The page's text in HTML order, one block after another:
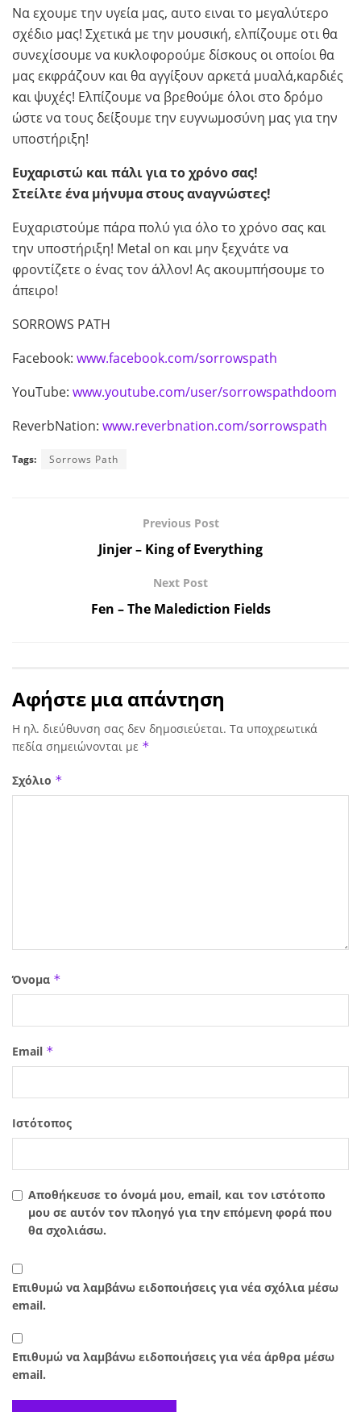
Να εχουμε την υγεία μας, αυτο ειναι το μεγαλύτερο
σχέδιο μας! Σχετικά με την μουσική, ελπίζουμε οτι θα
συνεχίσουμε να κυκλοφορούμε δίσκους οι οποίοι θα
μας εκφράζουν και θα αγγίξουν αρκετά μυαλά,καρδιές
και ψυχές! Ελπίζουμε να βρεθούμε όλοι στο δρόμο
ώστε να τους δείξουμε την ευγνωμοσύνη μας για την
υποστήριξη!
Ευχαριστώ και πάλι για το χρόνο σας!
Στείλτε ένα μήνυμα στους αναγνώστες!
Ευχαριστούμε πάρα πολύ για όλο το χρόνο σας και
την υποστήριξη! Metal on και μην ξεχνάτε να
φροντίζετε ο ένας τον άλλον! Ας ακουμπήσουμε το
άπειρο!
SORROWS PATH
Facebook: www.facebook.com/sorrowspath
YouTube: www.youtube.com/user/sorrowspathdoom
ReverbNation: www.reverbnation.com/sorrowspath
Tags: Sorrows Path
Previous Post
Jinjer – King of Everything
Next Post
Fen – The Malediction Fields
Αφήστε μια απάντηση
Η ηλ. διεύθυνση σας δεν δημοσιεύεται. Τα υποχρεωτικά
πεδία σημειώνονται με *
Σχόλιο *
Όνομα *
Email *
Ιστότοπος
Αποθήκευσε το όνομά μου, email, και τον ιστότοπο
μου σε αυτόν τον πλοηγό για την επόμενη φορά που
θα σχολιάσω.
Επιθυμώ να λαμβάνω ειδοποιήσεις για νέα σχόλια μέσω
email.
Επιθυμώ να λαμβάνω ειδοποιήσεις για νέα άρθρα μέσω
email.